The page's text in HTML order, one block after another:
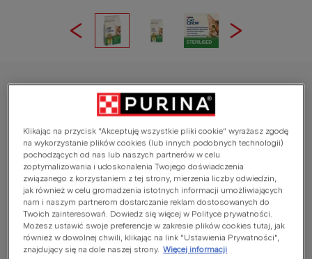
CAT CHOW
Cat Chow Sterilised – sucha karma dla
dorosłych kotów z kurczakiem
Average:4 (2votes)
Dostępne rozmiary: 1,5kg 15kg
Formuła PURINA Cat Chow® Naturium to specjalne
połączenie włókna pokarmowego z naturalnych
Klikając na przycisk “Akceptuję wszystkie pliki cookie” wyrażasz zgodę
na wykorzystanie plików cookies (lub innych podobnych technologii)
pochodzących od nas lub naszych partnerów w celu
zoptymalizowania i udoskonalenia Twojego doświadczenia
związanego z korzystaniem z tej strony, mierzenia liczby odwiedzin,
jak również w celu gromadzenia istotnych informacji umożliwiających
nam i naszym partnerom dostarczanie reklam dostosowanych do
Twoich zainteresowań. Dowiedz się więcej w Polityce prywatności.
Możesz ustawić swoje preferencje w zakresie plików cookies tutaj, jak
również w dowolnej chwili, klikając na link "Ustawienia Prywatności",
znajdujący się na dole naszej strony. Więcej informacji